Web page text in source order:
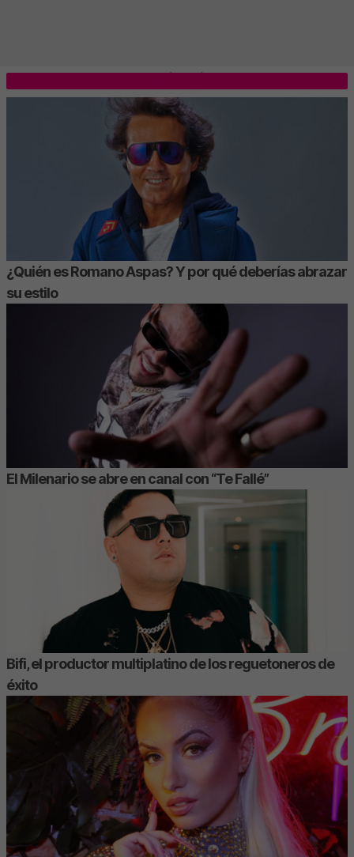
¿Quién es Romano Aspas? Y por qué deberías abrazar
su estilo
El Milenario se abre en canal con “Te Fallé”
Bifi, el productor multiplatino de los reguetoneros de
éxito